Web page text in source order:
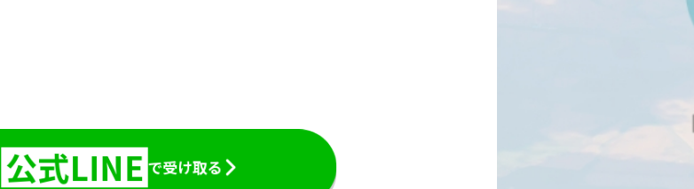
公式LINE で受け取る